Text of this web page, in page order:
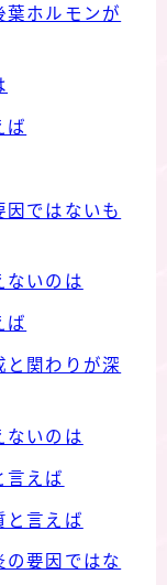
ホルモンが
ば
ではないも
ないのは
ば
関わりが深
ないのは
言えば
と言えば
要因ではな